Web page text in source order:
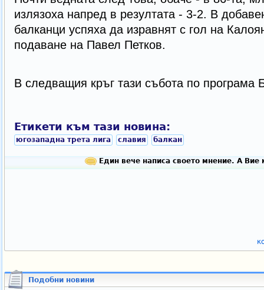
излязоха напред в резултата - 3-2. В
балканци успяха да изравнят с гол на
подаване на Павел Петков.
В следващия кръг тази събота по програма
Етикети към тази новина:
югозападна трета лига славия балкан
Един вече написа своето мнение. А Вие
Подобни новини